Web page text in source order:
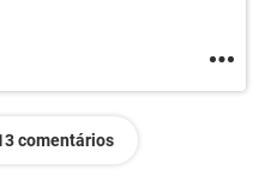
comentários